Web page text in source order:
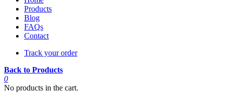
Products
Blog
FAQs
Contact
Track your order
Back to Products
0
No products in the cart.